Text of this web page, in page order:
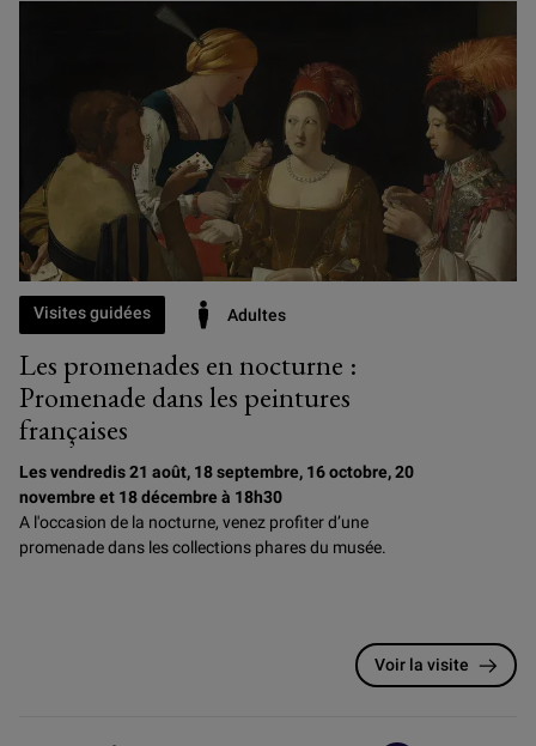
Les promenades en nocturne :
Promenade dans les peintures
françaises
Visites guidées Adultes
Les vendredis 21 août, 18 septembre, 16 octobre, 20
novembre et 18 décembre à 18h30
A l'occasion de la nocturne, venez profiter d’une
promenade dans les collections phares du musée.
Voir la visite